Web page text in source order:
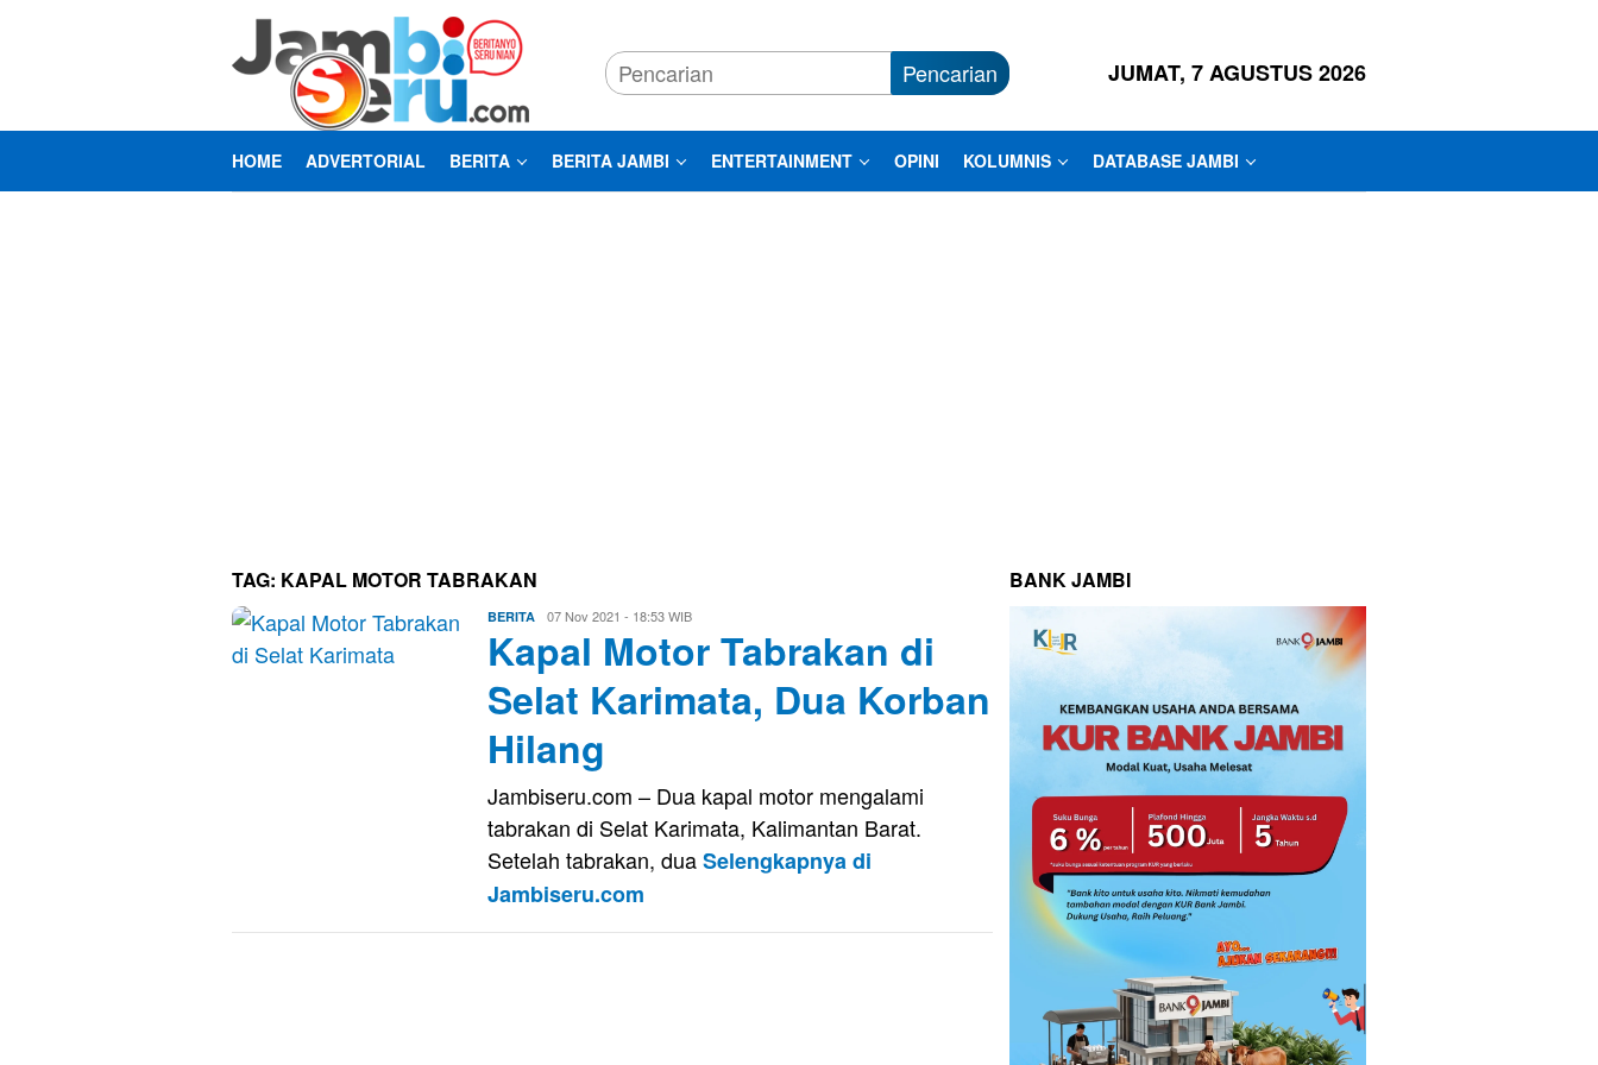
Pencarian JUMAT, 7 AGUSTUS 2026
HOME ADVERTORIAL BERITA BERITA JAMBI ENTERTAINMENT OPINI KOLUMNIS DATABASE JAMBI
TAG: KAPAL MOTOR TABRAKAN
BERITA Eri07 Nov 2021 - 18:53 WIB
Kapal Motor Tabrakan di
Selat Karimata, Dua Korban
Hilang
Jambiseru.com – Dua kapal motor mengalami
tabrakan di Selat Karimata, Kalimantan Barat.
Setelah tabrakan, duaSelengkapnya di
Jambiseru.com
BANK JAMBI